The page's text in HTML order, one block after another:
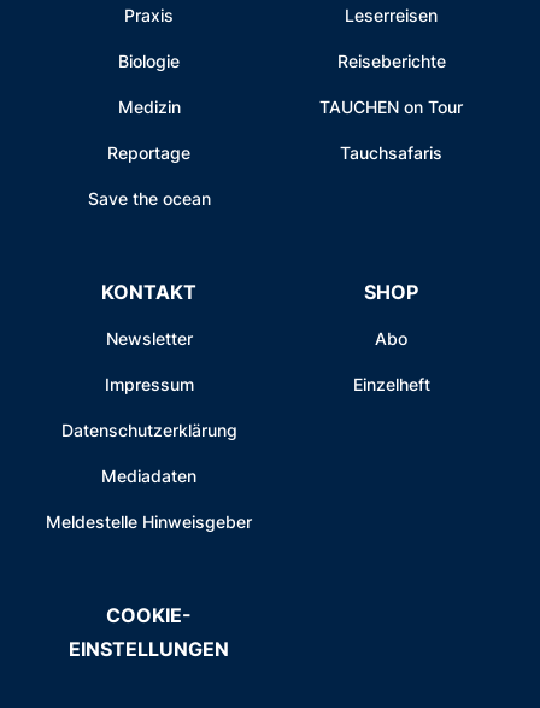
Praxis
Biologie
Medizin
Reportage
Save the ocean
Leserreisen
Reiseberichte
TAUCHEN on Tour
Tauchsafaris
KONTAKT
Newsletter
Impressum
Datenschutzerklärung
Mediadaten
Meldestelle Hinweisgeber
SHOP
Abo
Einzelheft
COOKIE-
EINSTELLUNGEN